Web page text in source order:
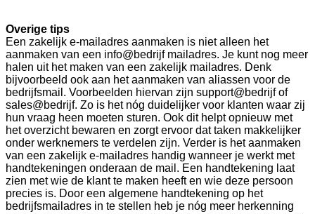
Overige tips
Een zakelijk e-mailadres aanmaken is niet alleen het
aanmaken van een info@bedrijf mailadres. Je kunt nog meer
halen uit het maken van een zakelijk mailadres. Denk
bijvoorbeeld ook aan het aanmaken van aliassen voor de
bedrijfsmail. Voorbeelden hiervan zijn support@bedrijf of
sales@bedrijf. Zo is het nóg duidelijker voor klanten waar zij
hun vraag heen moeten sturen. Ook dit helpt opnieuw met
het overzicht bewaren en zorgt ervoor dat taken makkelijker
onder werknemers te verdelen zijn. Verder is het aanmaken
van een zakelijk e-mailadres handig wanneer je werkt met
handtekeningen onderaan de mail. Een handtekening laat
zien met wie de klant te maken heeft en wie deze persoon
precies is. Door een algemene handtekening op het
bedrijfsmailadres in te stellen heb je nóg meer herkenning